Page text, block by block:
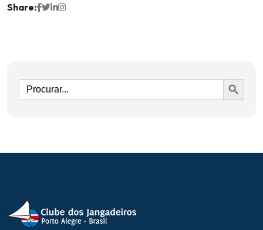
Share:
Ir